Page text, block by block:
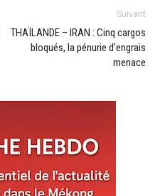
Suivant
THAÏLANDE – IRAN : Cinq cargos
bloqués, la pénurie d’engrais
menace